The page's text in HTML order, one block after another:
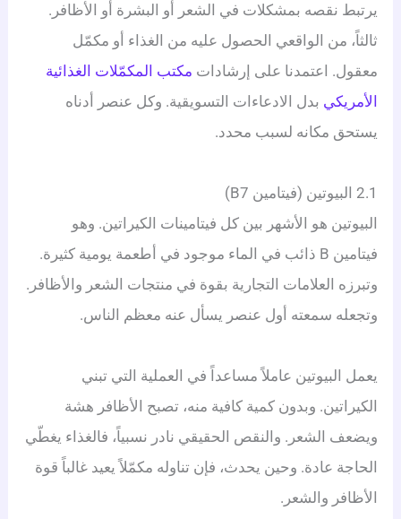
يرتبط نقصه بمشكلات في الشعر أو البشرة أو الأظافر.
ثالثاً، من الواقعي الحصول عليه من الغذاء أو مكمّل
معقول. اعتمدنا على إرشاداتمكتب المكمّلات الغذائية
الأمريكيبدل الادعاءات التسويقية. وكل عنصر أدناه
يستحق مكانه لسبب محدد.
2.1 البيوتين (فيتامين B7)
البيوتين هو الأشهر بين كل فيتامينات الكيراتين. وهو
فيتامين B ذائب في الماء موجود في أطعمة يومية كثيرة.
وتبرزه العلامات التجارية بقوة في منتجات الشعر والأظافر.
وتجعله سمعته أول عنصر يسأل عنه معظم الناس.
يعمل البيوتين عاملاً مساعداً في العملية التي تبني
الكيراتين. وبدون كمية كافية منه، تصبح الأظافر هشة
ويضعف الشعر. والنقص الحقيقي نادر نسبياً، فالغذاء يغطّي
الحاجة عادة. وحين يحدث، فإن تناوله مكمّلاً يعيد غالباً قوة
الأظافر والشعر.